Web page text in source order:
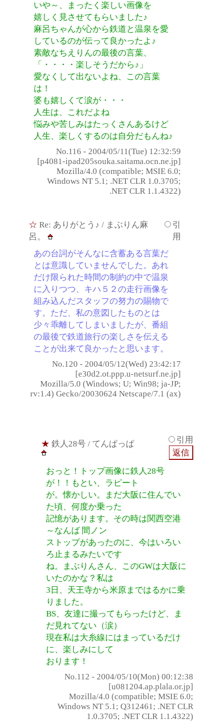
いや～、まったく楽しい画像を
嬉しく見させてもらいました♪
麻呂ちゃんが心から鉄道と温泉を愛
しているのが伝って良かったよ♪
素敵なちえりんの最後の言葉、
「・・・・楽しそうだから♪」
愛なくして出ないよね、この言葉
は！
婆も嬉しくて涙が・・・
人生は、これだよね
悩みや苦しみはたっくさんあるけど
人生、楽しくするのは自分だもんね♪
No.116 - 2004/05/11(Tue) 12:32:59
[p4081-ipad205souka.saitama.ocn.ne.jp]
Mozilla/4.0 (compatible; MSIE 6.0;
Windows NT 5.1; .NET CLR 1.0.3705;
.NET CLR 1.1.4322)
☆ Re: ありがとう♪ / まぶりん麻
呂。
引
用
あの台詞がそんなに含蓄ある言葉だ
とは意識していませんでした。あれ
だけ限られた時間の制約の中で温泉
に入りつつ、キハ５２の走行画像を
組み込んだスタッフの努力の賜物で
す。ただ、私の意図したものとは
少々乖離してしまいましたが、番組
の最後で鉄道旅行の楽しさを伝える
ことが出来て良かったと思います。
No.120 - 2004/05/12(Wed) 23:42:17
[e30d2.ot.ppp.u-netsurf.ne.jp]
Mozilla/5.0 (Windows; U; Win98; ja-JP;
rv:1.4) Gecko/20030624 Netscape/7.1 (ax)
★ 鉄人28号 / てんぱっぱ 引用
おっと！トップ画像に鉄人28号
が！！もとい、ラピート
が。懐かしい。まだ大阪に住んでい
た頃、何度か乗った
記憶があります。その時は関西空港
～なんば 間ノン
ストップがあったのに、今はいろい
ろ止まるみたいです
ね。まぶりんさん、このGWは大阪に
いたのかな？私は
3日、天王寺から米原まではるかに乗
りました。
BS、友達に撮ってもらったけど、ま
だ見れてない（涙）
現在私は大糸線にはまっているだけ
に、楽しみにして
おります！
No.112 - 2004/05/10(Mon) 00:12:38
[u081204.ap.plala.or.jp]
Mozilla/4.0 (compatible; MSIE 6.0;
Windows NT 5.1; Q312461; .NET CLR
1.0.3705; .NET CLR 1.1.4322)